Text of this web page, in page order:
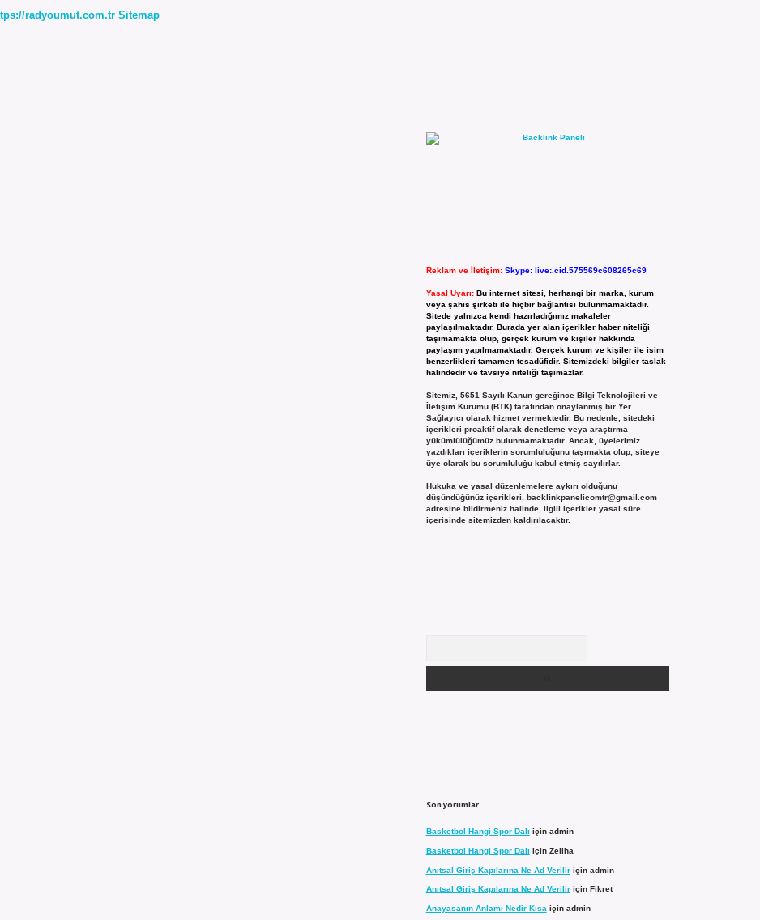
radyoumut.com.tr Sitemap
Reklam ve İletişim: Skype: live:.cid.575569c608265c69
Yasal Uyarı: Bu internet sitesi, herhangi bir marka, kurum
veya şahıs şirketi ile hiçbir bağlantısı bulunmamaktadır.
Sitede yalnızca kendi hazırladığımız makaleler
paylaşılmaktadır. Burada yer alan içerikler haber niteliği
taşımamakta olup, gerçek kurum ve kişiler hakkında
paylaşım yapılmamaktadır. Gerçek kurum ve kişiler ile isim
benzerlikleri tamamen tesadüfidir. Sitemizdeki bilgiler taslak
halindedir ve tavsiye niteliği taşımazlar.
Sitemiz, 5651 Sayılı Kanun gereğince Bilgi Teknolojileri ve
İletişim Kurumu (BTK) tarafından onaylanmış bir Yer
Sağlayıcı olarak hizmet vermektedir. Bu nedenle, sitedeki
içerikleri proaktif olarak denetleme veya araştırma
yükümlülüğümüz bulunmamaktadır. Ancak, üyelerimiz
yazdıkları içeriklerin sorumluluğunu taşımakta olup, siteye
üye olarak bu sorumluluğu kabul etmiş sayılırlar.
Hukuka ve yasal düzenlemelere aykırı olduğunu
düşündüğünüz içerikleri, backlinkpanelicomtr@gmail.com
adresine bildirmeniz halinde, ilgili içerikler yasal süre
içerisinde sitemizden kaldırılacaktır.
Son yorumlar
Basketbol Hangi Spor Dalı için admin
Basketbol Hangi Spor Dalı için Zeliha
Anıtsal Giriş Kapılarına Ne Ad Veriliriçin admin
Anıtsal Giriş Kapılarına Ne Ad Veriliriçin Fikret
Anayasanın Anlamı Nedir Kısa için admin